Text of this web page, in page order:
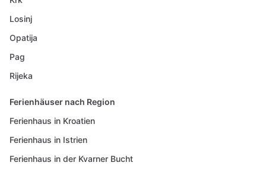
Losinj
Opatija
Pag
Rijeka
Ferienhäuser nach Region
Ferienhaus in Kroatien
Ferienhaus in Istrien
Ferienhaus in der Kvarner Bucht